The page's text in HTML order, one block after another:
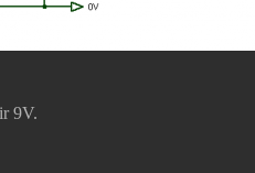
9V.